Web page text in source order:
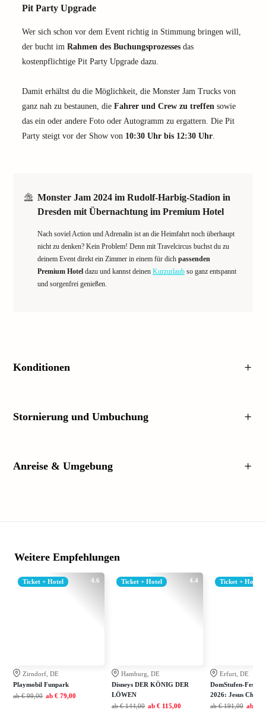
Pit Party Upgrade
Wer sich schon vor dem Event richtig in Stimmung bringen will,
der bucht im Rahmen des Buchungsprozesses das
kostenpflichtige Pit Party Upgrade dazu.
Damit erhältst du die Möglichkeit, die Monster Jam Trucks von
ganz nah zu bestaunen, die Fahrer und Crew zu treffen sowie
das ein oder andere Foto oder Autogramm zu ergattern. Die Pit
Party steigt vor der Show von 10:30 Uhr bis 12:30 Uhr.
Monster Jam 2024 im Rudolf-Harbig-Stadion in
Dresden mit Übernachtung im Premium Hotel
Nach soviel Action und Adrenalin ist an die Heimfahrt noch überhaupt
nicht zu denken? Kein Problem! Denn mit Travelcircus buchst du zu
deinem Event direkt ein Zimmer in einem für dich passenden
Premium Hotel dazu und kannst deinen Kurzurlaub so ganz entspannt
und sorgenfrei genießen.
Konditionen
Stornierung und Umbuchung
Anreise & Umgebung
Weitere Empfehlungen
4.6
Ticket + Hotel
Zirndorf, DE
Playmobil Funpark
ab € 99,00 ab € 79,00
4.4
Ticket + Hotel
Hamburg, DE
Disneys DER KÖNIG DER
LÖWEN
ab € 144,00 ab € 115,00
Ticket + Hotel
Erfurt, DE
DomStufen-
2026: Jesus Christ
ab € 191,00 ab